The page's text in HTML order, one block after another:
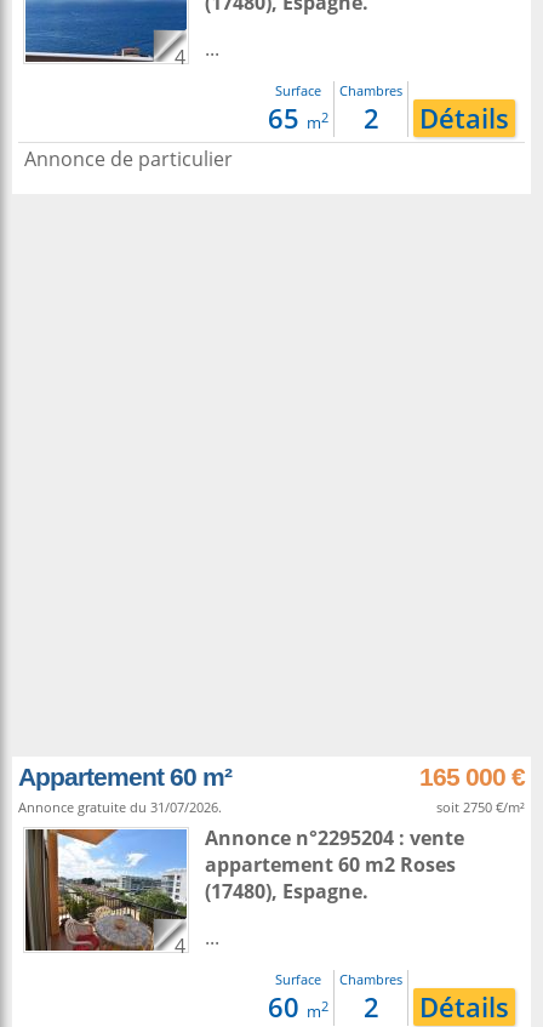
4
...
Surface
65 m2
Chambres
2 Détails
Annonce de particulier
Appartement 60 m² 165 000 €
Annonce gratuite du 31/07/2026. soit 2750 €/m²
4
Annonce n°2295204 : vente
appartement 60 m2 Roses
(17480), Espagne.
...
Surface
60 m2
Chambres
2 Détails